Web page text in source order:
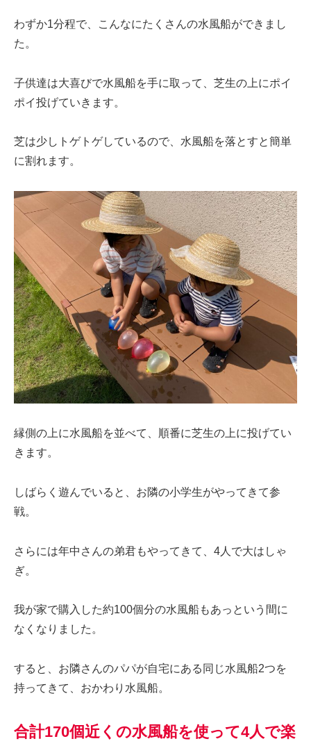
わずか1分程で、こんなにたくさんの水風船ができまし
た。
子供達は大喜びで水風船を手に取って、芝生の上にポイ
ポイ投げていきます。
芝は少しトゲトゲしているので、水風船を落とすと簡単
に割れます。
縁側の上に水風船を並べて、順番に芝生の上に投げてい
きます。
しばらく遊んでいると、お隣の小学生がやってきて参
戦。
さらには年中さんの弟君もやってきて、4人で大はしゃ
ぎ。
我が家で購入した約100個分の水風船もあっという間に
なくなりました。
すると、お隣さんのパパが自宅にある同じ水風船2つを
持ってきて、おかわり水風船。
合計170個近くの水風船を使って4人で楽